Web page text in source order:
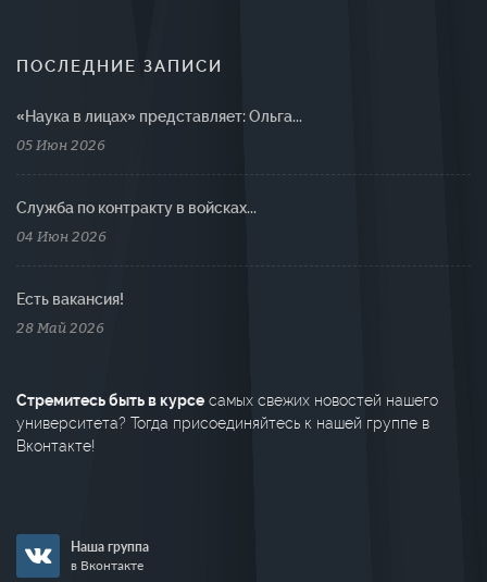
ПОСЛЕДНИЕ ЗАПИСИ
«Наука в лицах» представляет: Ольга...
05 Июн 2026
Cлужба по контракту в войсках...
04 Июн 2026
Есть вакансия!
28 Май 2026
Стремитесь быть в курсе самых свежих новостей нашего
университета? Тогда присоединяйтесь к нашей группе в
Вконтакте!
Наша группа
в Вконтакте